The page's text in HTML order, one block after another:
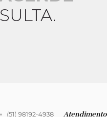
(51) 98192-4938 Atendimento